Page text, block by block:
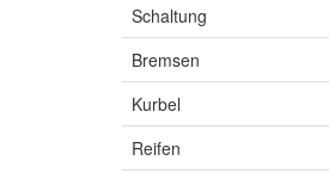
Schaltung
Bremsen
Kurbel
Reifen